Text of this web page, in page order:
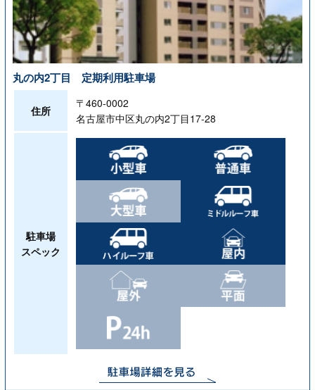
丸の内2丁目 定期利用駐車場
住所
〒460-0002
名古屋市中区丸の内2丁目17-28
駐車場
スペック